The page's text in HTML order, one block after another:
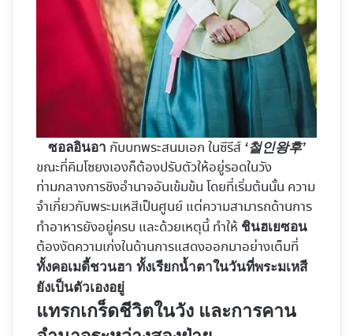
ซอลอินอา กับบทพระสนมเอก ในซีรีส์ ‘철인왕후’
ขณะที่คิมโซยงเองก็ต้องปรับตัวให้อยู่รอดในวัง
ท่ามกลางการชิงอำนาจอันเข้มข้น โดยที่เริ่มต้นนั้น ความ
จำเกี่ยวกับพระมเหสีเป็นศูนย์ แต่ความสามารถด้านการ
ทำอาหารยังอยู่ครบ และด้วยเหตุนี้ ทำให้ ชินฮเยซอน
ต้องงัดความเก่งในด้านการแสดงออกมาอย่างเต็มที่
ทั้งคอเมดี้ชวนฮา ทั้งเรียกน้ำตาในวันที่พระมเหสี
ยังเป็นตัวเองอยู่
แทรกเกร็ดชีวิตในวัง และการคาน